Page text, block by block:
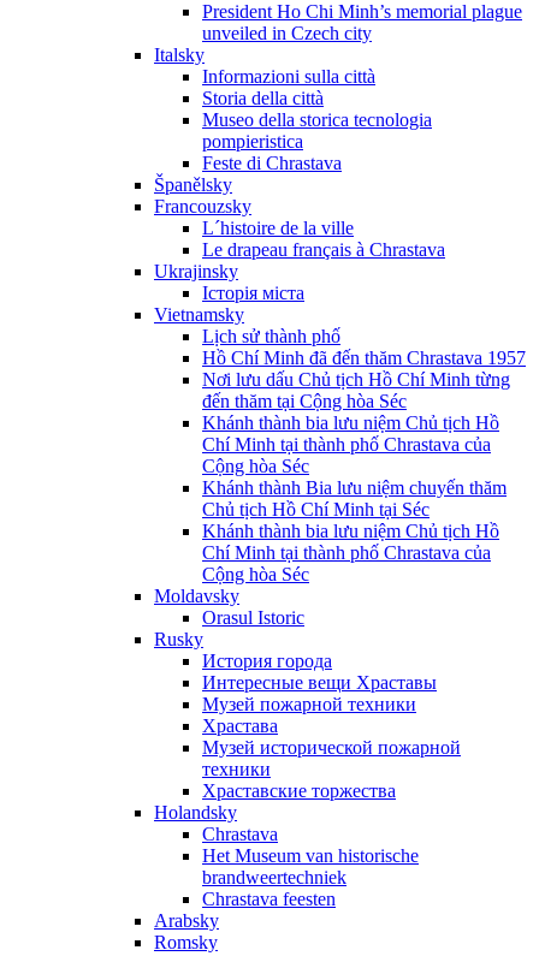
President Ho Chi Minh’s memorial plague
unveiled in Czech city
Italsky
Informazioni sulla città
Storia della città
Museo della storica tecnologia
pompieristica
Feste di Chrastava
Španělsky
Francouzsky
L´histoire de la ville
Le drapeau français à Chrastava
Ukrajinsky
Історія міста
Vietnamsky
Lịch sử thành phố
Hồ Chí Minh đã đến thăm Chrastava 1957
Nơi lưu dấu Chủ tịch Hồ Chí Minh từng
đến thăm tại Cộng hòa Séc
Khánh thành bia lưu niệm Chủ tịch Hồ
Chí Minh tại thành phố Chrastava của
Cộng hòa Séc
Khánh thành Bia lưu niệm chuyến thăm
Chủ tịch Hồ Chí Minh tại Séc
Khánh thành bia lưu niệm Chủ tịch Hồ
Chí Minh tại thành phố Chrastava của
Cộng hòa Séc
Moldavsky
Orasul Istoric
Rusky
История города
Интересные вещи Храставы
Музей пожарной техники
Храстава
Музей исторической пожарной
техники
Храставские торжества
Holandsky
Chrastava
Het Museum van historische
brandweertechniek
Chrastava feesten
Arabsky
Romsky